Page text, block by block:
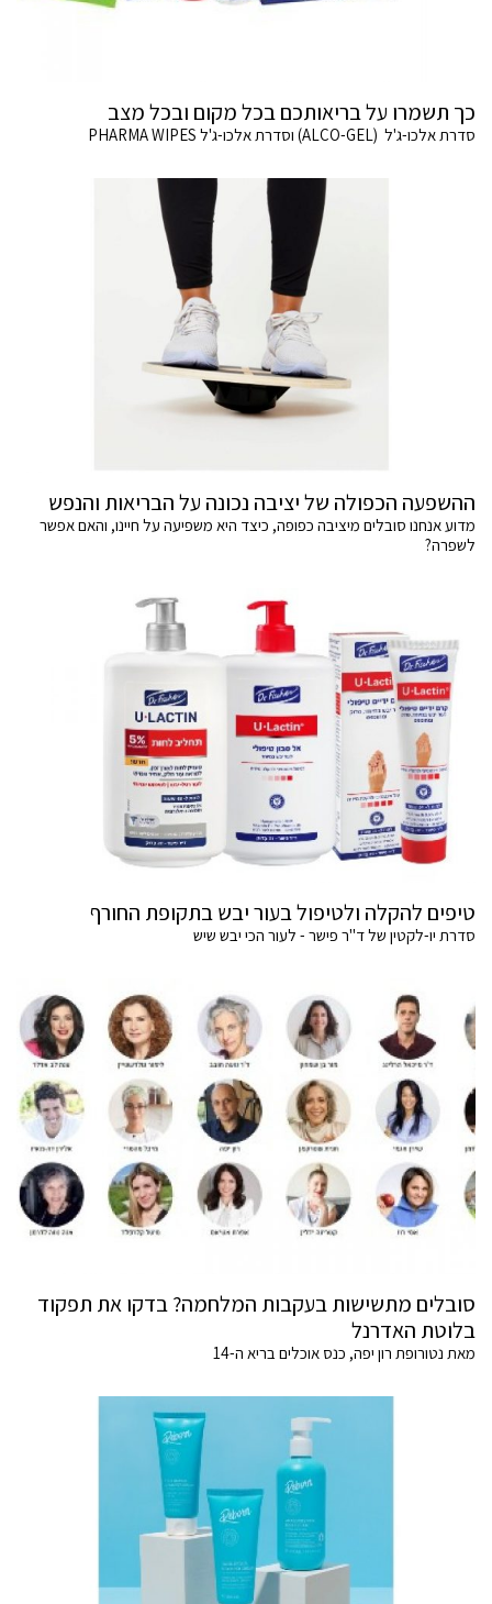
כך תשמרו על בריאותכם בכל מקום ובכל מצב
סדרת אלכו-ג'ל (ALCO-GEL) וסדרת אלכו-ג'ל PHARMA WIPES
ההשפעה הכפולה של יציבה נכונה על הבריאות והנפש
מדוע אנחנו סובלים מיציבה כפופה, כיצד היא משפיעה על חיינו, והאם אפשר
לשפרה?
טיפים להקלה ולטיפול בעור יבש בתקופת החורף
סדרת יו-לקטין של ד"ר פישר - לעור הכי יבש שיש
סובלים מתשישות בעקבות המלחמה? בדקו את תפקוד
בלוטת האדרנל
מאת נטורופת רון יפה, כנס אוכלים בריא ה-14